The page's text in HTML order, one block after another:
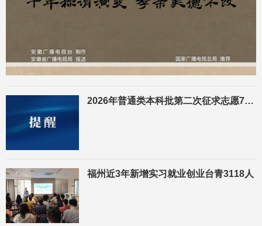
2026年普通类本科批第二次征求志愿7月29日填报
福州近3年新增实习就业创业台青3118人